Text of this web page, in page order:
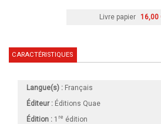
Livre papier 16,00
CARACTÉRISTIQUES
Langue(s) : Français
Éditeur : Éditions Quae
Édition : 1 re édition